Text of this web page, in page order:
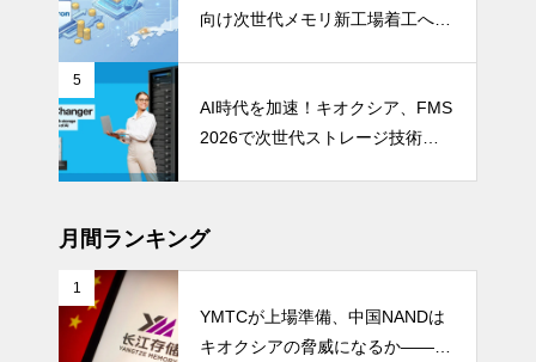
向け次世代メモリ新工場着工へ 1.
5
AI時代を加速！キオクシア、FMS
2026で次世代ストレージ技術を
月間ランキング
1
YMTCが上場準備、中国NANDは
キオクシアの脅威になるか――AI